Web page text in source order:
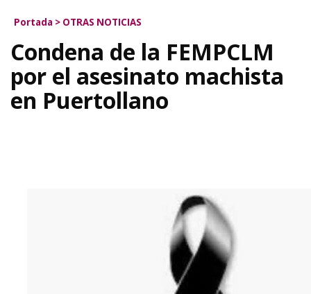
Portada > OTRAS NOTICIAS
Condena de la FEMPCLM
por el asesinato machista
en Puertollano